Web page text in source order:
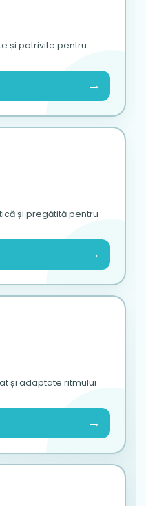
și potrivite pentru
→
și pregătită pentru
→
și adaptate ritmului
→